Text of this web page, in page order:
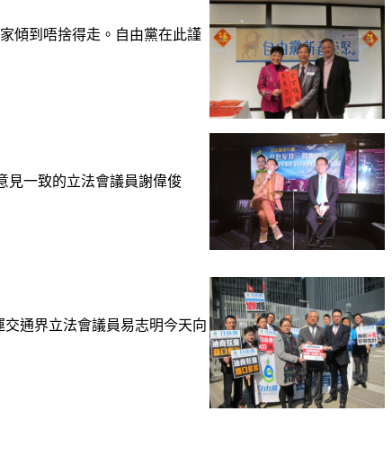
傾到唔捨得走。自由黨在此謹
見一致的立法會議員謝偉俊
通界立法會議員易志明今天向